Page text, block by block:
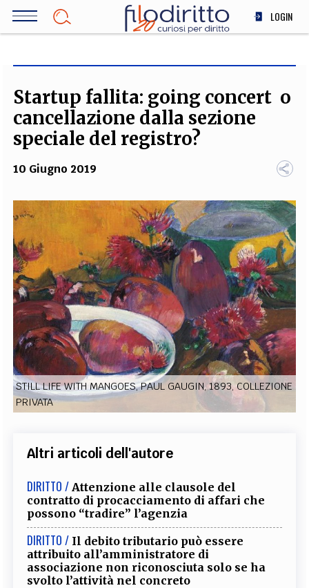
Salta
LOGIN
SOCIETÀ
MEDICINA
SCIENZA
STORIA E FILOSOFIA
TEAM
FILODIRITTO REDAZIONE COMITATO SCIENTIFICO AUTORI CURATORI
FOTOGRAFI PARTNER COLLABORA CON NOI
EXTRA
CODICI RUBRICHE LIBRI PROCEEDINGS PUBBLICITÀ CONTATTI
SOCIAL MEDIA
Startup fallita: going concert o
cancellazione dalla sezione
speciale del registro?
10 Giugno 2019
STILL LIFE WITH MANGOES, PAUL GAUGIN, 1893, COLLEZIONE
PRIVATA
Altri articoli dell'autore
DIRITTO / Attenzione alle clausole del
contratto di procacciamento di affari che
possono “tradire” l’agenzia
DIRITTO / Il debito tributario può essere
attribuito all’amministratore di
associazione non riconosciuta solo se ha
svolto l’attività nel concreto